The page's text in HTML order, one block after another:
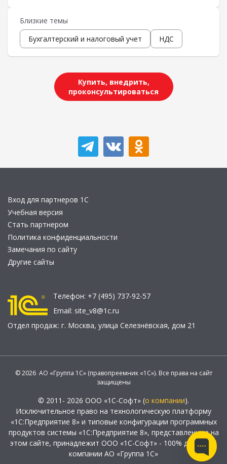
Близкие темы
Бухгалтерский и налоговый учет
НДС
Купить, внедрить,
проконсультироваться
Вход для партнеров 1С
Учебная версия
Стать партнером
Политика конфиденциальности
Замечания по сайту
Другие сайты
Телефон: +7 (495) 737-92-57
Email: site_v8@1c.ru
Отдел продаж: г. Москва, улица Селезнёвская, дом 21
© 2026 АО «Группа 1С» (правопреемник «1С»). Все права на сайт
защищены
© 2011- 2026 ООО «1С-Софт» (о компании).
Исключительное право на технологическую платформу
«1С:Предприятие 8» и типовые конфигурации программных
продуктов системы «1С:Предприятие 8», представленные на
этом сайте, принадлежит ООО «1С-Софт» - 100% дочерней
компании АО «Группа 1С»